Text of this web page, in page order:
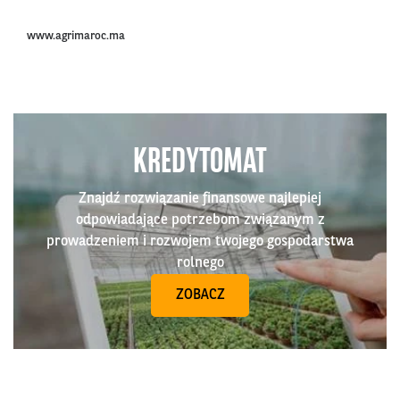
www.agrimaroc.ma
KREDYTOMAT
Znajdź rozwiązanie finansowe najlepiej
odpowiadające potrzebom związanym z
prowadzeniem i rozwojem twojego gospodarstwa
rolnego
ZOBACZ